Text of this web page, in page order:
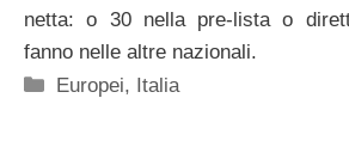
netta: o 30 nella pre-lista o
fanno nelle altre nazionali.
Categorie
Europei, Italia